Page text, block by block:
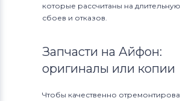
которые рассчитаны на
сбоев и отказов.
Запчасти на Айфон:
оригиналы или копии
Чтобы качественно